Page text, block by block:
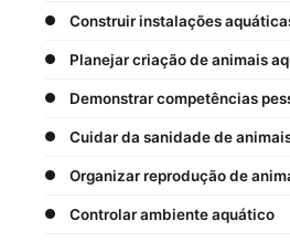
Construir instalações
Planejar criação de animais
Demonstrar competências
Cuidar da sanidade de
Organizar reprodução de
Controlar ambiente aquático